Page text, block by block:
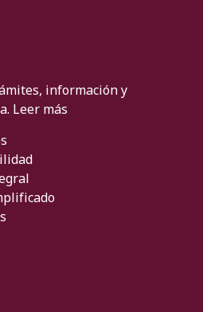
información y
Leer más